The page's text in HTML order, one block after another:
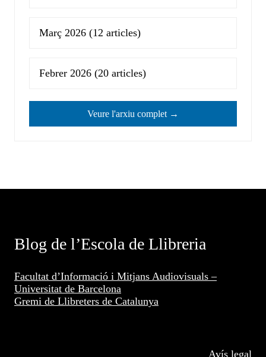
Març 2026 (12 articles)
Febrer 2026 (20 articles)
Veure l'arxiu complet →
Blog de l’Escola de Llibreria
Facultat d’Informació i Mitjans Audiovisuals –
Universitat de Barcelona
Gremi de Llibreters de Catalunya
Avís legal